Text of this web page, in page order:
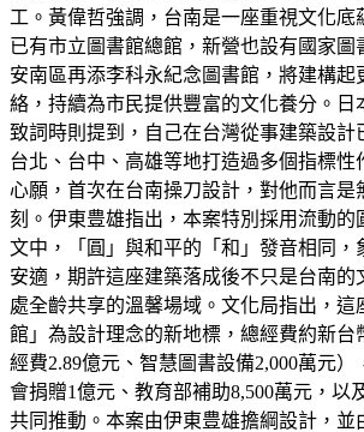
工。黃偉哲強調，台南是一座重視文化底
已有市立圖書館總館，新營也設有國家圖
安南區再添李科永紀念圖書館，將建構起
絡，持續為市民提供豐富的文化養分。日
致詞時則提到，自己在台灣從事建築設計
台北、台中、高雄等地打造過多個指標性
心願，首次在台南操刀設計，對他而言是
刻。伊東豊雄指出，本案特別採用流動的
文中，「圓」與和平的「和」發音相同，
安適，期許這座建築落成後不只是台南的
處全齡共享的溫馨場域。文化局指出，這
館」為設計理念的新地標，總經費約新台
經費2.89億元、智慧圖書設備2,000萬元
會捐贈1億元、教育部補助8,500萬元，以
共同推動。本案由伊東豊雄擔綱設計，並